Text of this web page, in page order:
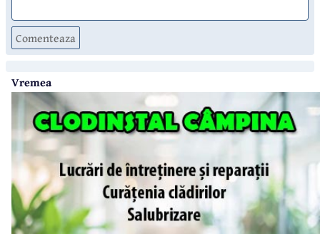
Comenteaza
Vremea